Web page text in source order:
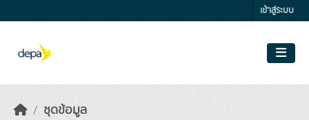
เข้าสู่ระบบ
ชุดข้อมูล